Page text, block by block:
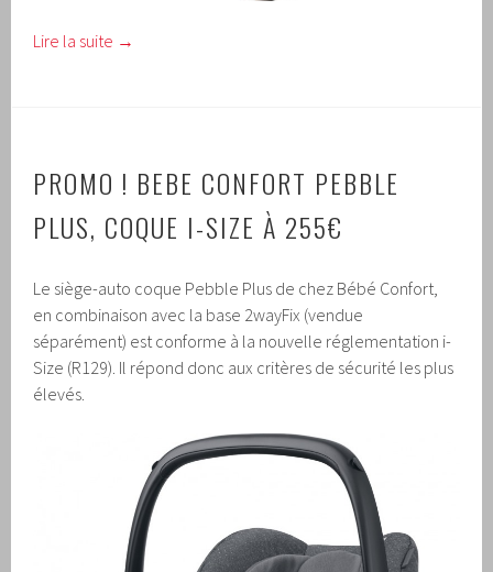
Lire la suite →
PROMO ! BEBE CONFORT PEBBLE
PLUS, COQUE I-SIZE À 255€
Le siège-auto coque Pebble Plus de chez Bébé Confort,
en combinaison avec la base 2wayFix (vendue
séparément) est conforme à la nouvelle réglementation i-
Size (R129). Il répond donc aux critères de sécurité les plus
élevés.